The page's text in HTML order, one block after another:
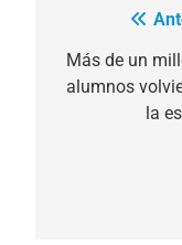
de
entradas
Más de un
alumnos
la